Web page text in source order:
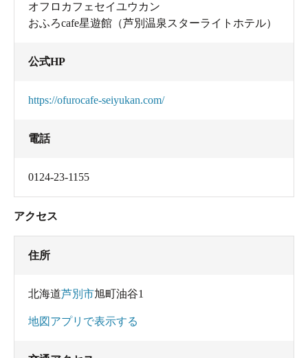
オフロカフェセイユウカン
おふろcafe星遊館（芦別温泉スターライトホテル）
公式HP
https://ofurocafe-seiyukan.com/
電話
0124-23-1155
アクセス
住所
北海道芦別市旭町油谷1
地図アプリで表示する